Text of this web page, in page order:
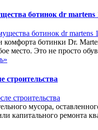
ботинок dr martens
ботинки Dr.
место. Это не просто
строительства
мусора,
капитального ремонта